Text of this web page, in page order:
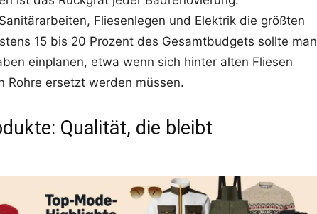
Fliesenlegen und Elektrik die größten
15 bis 20 Prozent des Gesamtbudgets sollte man
einplanen, etwa wenn sich hinter alten Fliesen
Rohre ersetzt werden müssen.
Qualität, die bleibt